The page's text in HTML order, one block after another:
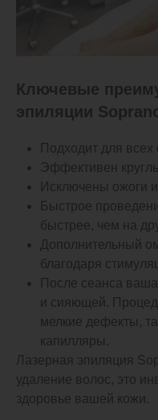
Ключевые
эпиляции
Подходит для всех
Эффективен
Исключены ожоги
Быстрое
быстрее, чем на
Дополнительный
благодаря
После сеанса ваша
и сияющей.
мелкие дефекты,
капилляры.
Лазерная эпиляция
удаление волос, это
здоровье вашей кожи.